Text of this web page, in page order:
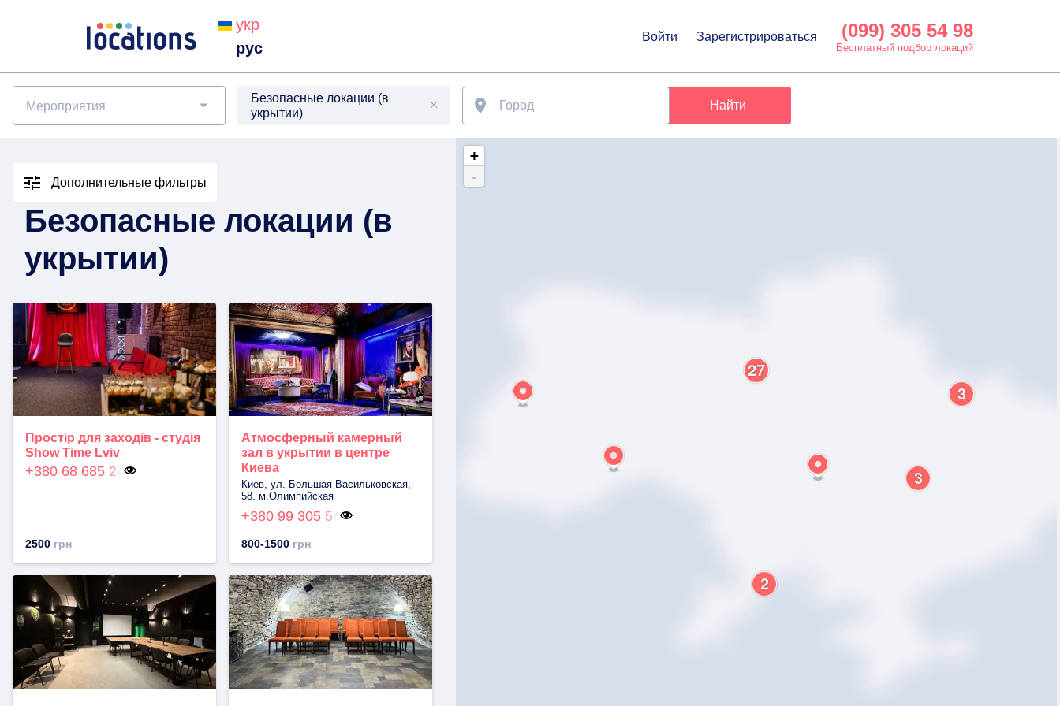
укр
рус
Войти Зарегистрироваться (099) 305 54 98
Бесплатный подбор локаций
Мероприятия
Безопасные локации (в
укрытии)
Найти
Дополнительные фильтры
Безопасные локации (в
укрытии)
Простір для заходів - студія
Show Time Lviv
+380 68 685 24
2500 грн
Атмосферный камерный
зал в укрытии в центре
Киева
Киев, ул. Большая Васильковская,
58. м.Олимпийская
+380 99 305 54
800-1500 грн
2
3
3
27
+
-